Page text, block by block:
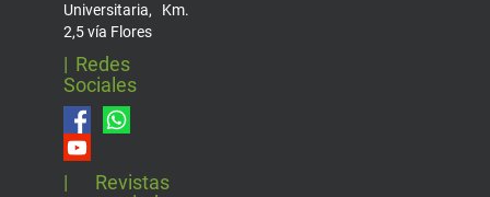
Universitaria, Km.
2,5 vía Flores
| Redes
Sociales
| Revistas